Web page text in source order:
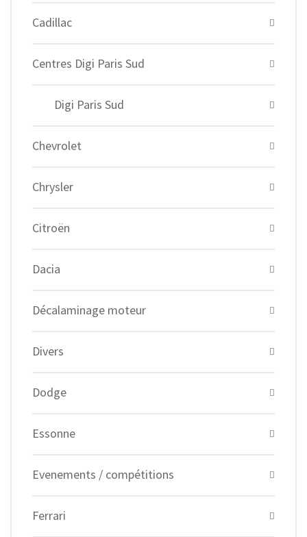
Cadillac
Centres Digi Paris Sud
Digi Paris Sud
Chevrolet
Chrysler
Citroën
Dacia
Décalaminage moteur
Divers
Dodge
Essonne
Evenements / compétitions
Ferrari